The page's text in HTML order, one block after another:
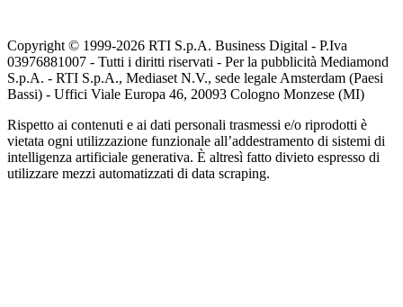
Copyright © 1999-2026 RTI S.p.A. Business Digital - P.Iva
03976881007 - Tutti i diritti riservati - Per la pubblicità Mediamond
S.p.A. - RTI S.p.A., Mediaset N.V., sede legale Amsterdam (Paesi
Bassi) - Uffici Viale Europa 46, 20093 Cologno Monzese (MI)
Rispetto ai contenuti e ai dati personali trasmessi e/o riprodotti è
vietata ogni utilizzazione funzionale all’addestramento di sistemi di
intelligenza artificiale generativa. È altresì fatto divieto espresso di
utilizzare mezzi automatizzati di data scraping.